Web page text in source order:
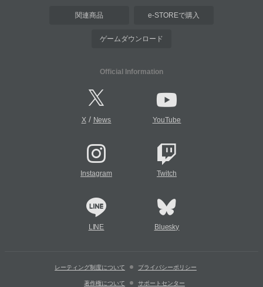
関連商品 e-STOREで購入
ゲームダウンロード
Official Information
X/ News YouTube
Instagram Twitch
LINE Bluesky
レーティング制度について プライバシーポリシー
著作権について サポートセンター